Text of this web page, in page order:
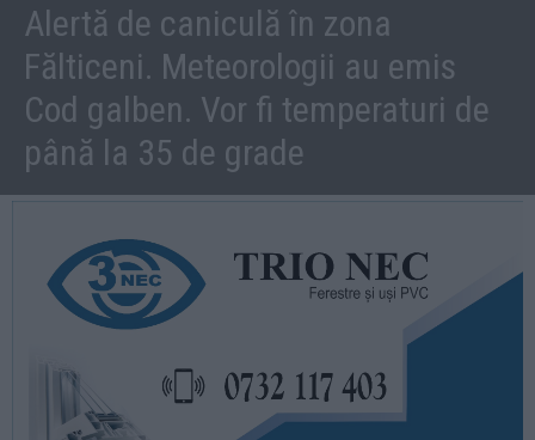
Alertă de caniculă în zona
Fălticeni. Meteorologii au emis
Cod galben. Vor fi temperaturi de
până la 35 de grade